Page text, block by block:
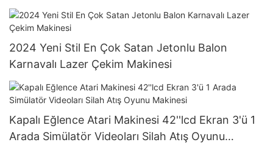
2024 Yeni Stil En Çok Satan Jetonlu Balon
Karnavalı Lazer Çekim Makinesi
Kapalı Eğlence Atari Makinesi 42''lcd Ekran 3'ü 1
Arada Simülatör Videoları Silah Atış Oyunu